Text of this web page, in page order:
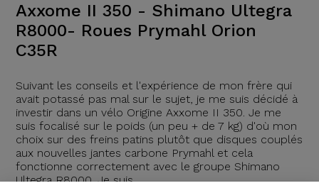
Axxome II 350 - Shimano Ultegra
R8000- Roues Prymahl Orion
C35R
Suivant les conseils et l'expérience de mon frère qui
avait potassé pas mal sur le sujet, je me suis décidé à
investir dans un vélo Origine Axxome II 350. Je me
suis focalisé sur le poids (un peu + de 7 kg) d'où mon
choix sur des freins patins plutôt que disques couplés
aux nouvelles jantes carbone Prymahl et cela
fonctionne correctement avec le groupe Shimano
Ultegra R8000. Je suis